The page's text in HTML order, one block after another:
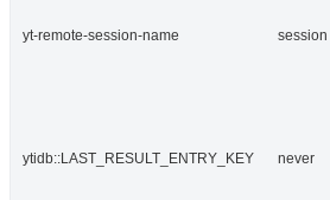
yt-remote-session-name session
ytidb::LAST_RESULT_ENTRY_KEY never